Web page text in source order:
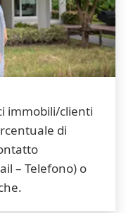
immobili/clienti
di
– Telefono) o